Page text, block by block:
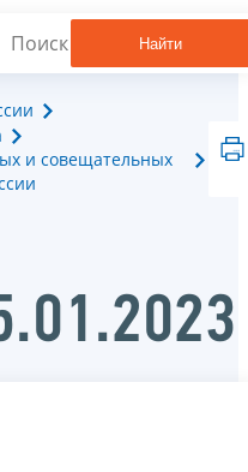
Найти
и совещательных